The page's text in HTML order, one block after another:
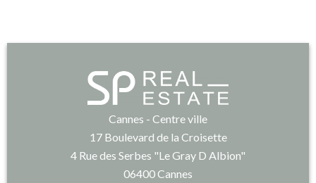
Cannes - Centre ville
17 Boulevard de la Croisette
4 Rue des Serbes "Le Gray D Albion"
06400Cannes